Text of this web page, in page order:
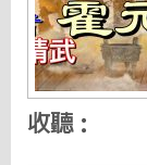
收聽：